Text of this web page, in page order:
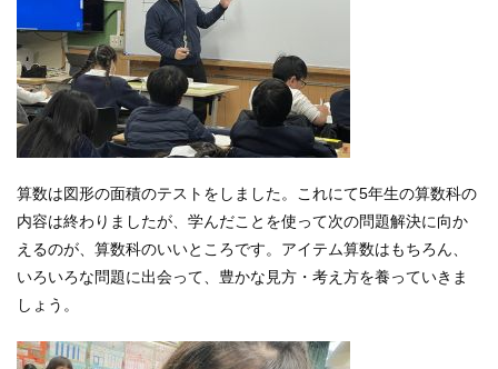
算数は図形の面積のテストをしました。これにて5年生の算数科の
内容は終わりましたが、学んだことを使って次の問題解決に向か
えるのが、算数科のいいところです。アイテム算数はもちろん、
いろいろな問題に出会って、豊かな見方・考え方を養っていきま
しょう。